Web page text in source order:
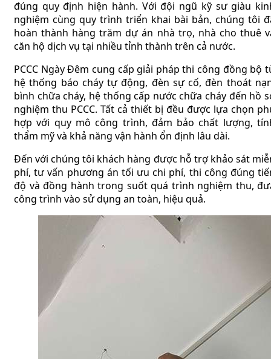
đúng quy định hiện hành. Với đội ngũ kỹ sư giàu
nghiệm cùng quy trình triển khai bài bản, chúng tôi
hoàn thành hàng trăm dự án nhà trọ, nhà cho thuê
căn hộ dịch vụ tại nhiều tỉnh thành trên cả nước.
PCCC Ngày Đêm cung cấp giải pháp thi công đồng bộ
hệ thống báo cháy tự động, đèn sự cố, đèn thoát
bình chữa cháy, hệ thống cấp nước chữa cháy đến hồ
nghiệm thu PCCC. Tất cả thiết bị đều được lựa chọn
hợp với quy mô công trình, đảm bảo chất lượng,
thẩm mỹ và khả năng vận hành ổn định lâu dài.
Đến với chúng tôi khách hàng được hỗ trợ khảo sát
phí, tư vấn phương án tối ưu chi phí, thi công đúng
độ và đồng hành trong suốt quá trình nghiệm thu,
công trình vào sử dụng an toàn, hiệu quả.